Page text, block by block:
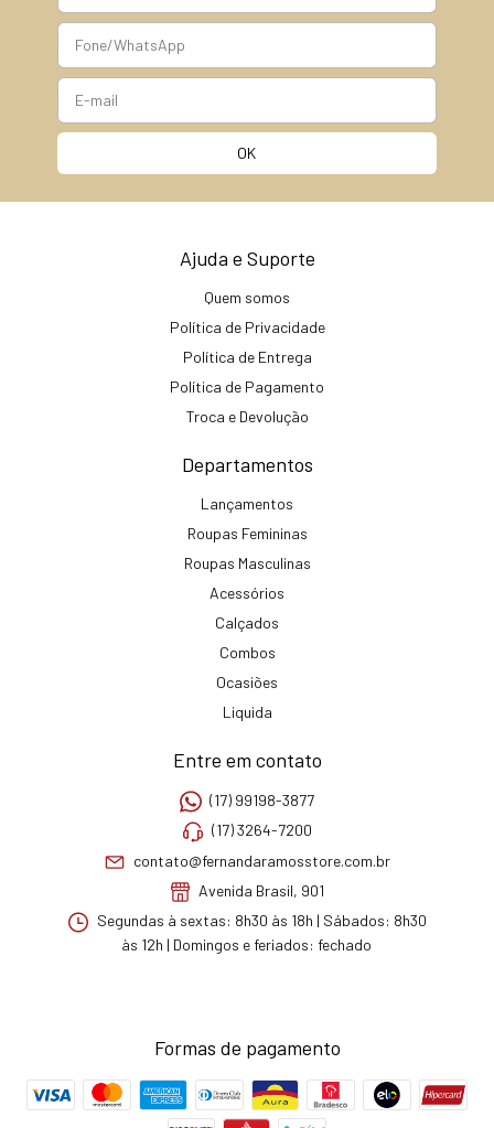
Ajuda e Suporte
Quem somos
Política de Privacidade
Política de Entrega
Política de Pagamento
Troca e Devolução
Departamentos
Lançamentos
Roupas Femininas
Roupas Masculinas
Acessórios
Calçados
Combos
Ocasiões
Liquida
Entre em contato
(17) 99198-3877
(17) 3264-7200
contato@fernandaramosstore.com.br
Avenida Brasil, 901
Segundas à sextas: 8h30 às 18h | Sábados: 8h30
às 12h | Domingos e feriados: fechado
Formas de pagamento